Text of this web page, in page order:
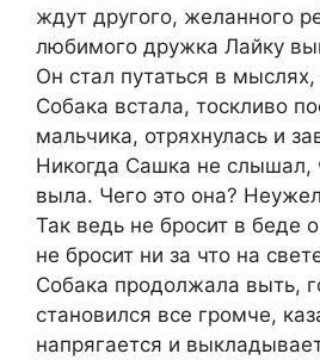
ждут другого, желанного
любимого дружка Лайку
Он стал путаться в
Собака встала, тоскливо
мальчика, отряхнулась и
Никогда Сашка не слышал,
выла. Чего это она?
Так ведь не бросит в беде
не бросит ни за что на
Собака продолжала выть,
становился все громче,
напрягается и